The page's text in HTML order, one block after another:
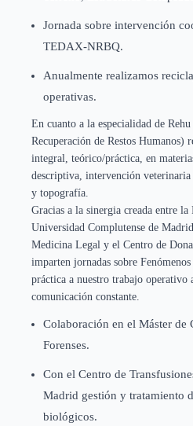
Jornada sobre intervención
TEDAX-NRBQ.
Anualmente realizamos
operativas.
En cuanto a la especialidad de
Recuperación de Restos Humanos)
integral, teórico/práctica, en
descriptiva, intervención
y topografía.
Gracias a la sinergia creada entre
Universidad Complutense de
Medicina Legal y el Centro de
imparten jornadas sobre
práctica a nuestro trabajo operativo
comunicación constante.
Colaboración en el Máster de
Forenses.
Con el Centro de
Madrid gestión y tratamiento
biológicos.